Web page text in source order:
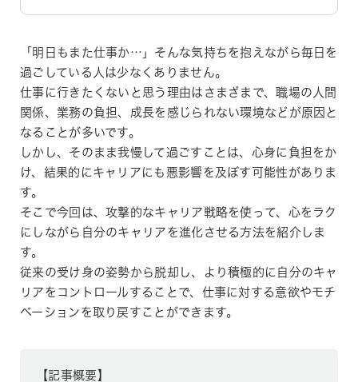
「明日もまた仕事か…」そんな気持ちを抱えながら毎日を
過ごしている人は少なくありません。
仕事に行きたくないと思う理由はさまざまで、職場の人間
関係、業務の負担、成長を感じられない環境などが原因と
なることが多いです。
しかし、そのまま我慢して過ごすことは、心身に負担をか
け、結果的にキャリアにも悪影響を及ぼす可能性がありま
す。
そこで今回は、攻撃的なキャリア戦略を使って、心をラク
にしながら自分のキャリアを進化させる方法を紹介しま
す。
従来の受け身の姿勢から脱却し、より積極的に自分のキャ
リアをコントロールすることで、仕事に対する意欲やモチ
ベーションを取り戻すことができます。
【記事概要】